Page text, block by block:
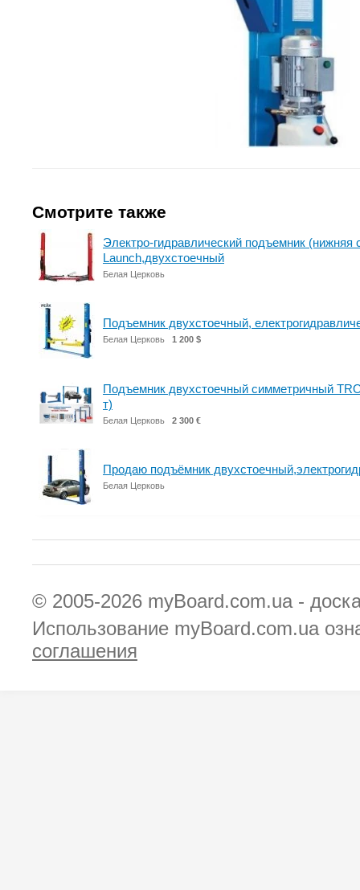
Смотрите также
Электро-гидравлический подъемник (нижняя
Launch,двухстоечный
Белая Церковь
Подъемник двухстоечный,
Белая Церковь 1 200 $
Подъемник двухстоечный симметричный
т)
Белая Церковь 2 300 €
Продаю подъёмник
Белая Церковь
© 2005-2026 myBoard.com.ua -
Использование myBoard.com.ua
соглашения